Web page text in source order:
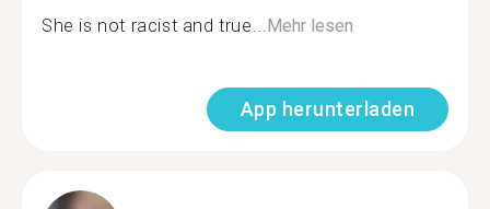
She is not racist and true...Mehr lesen
App herunterladen